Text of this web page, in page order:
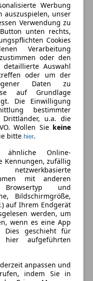
Werbung
auszuspielen, unser
Verwendung zu
unten rechts,
Cookies
Verarbeitung
oder den
Auswahl
oder um der
Daten zu
auf Grundlage
Die Einwilligung
bestimmter
Drittländer, u.a. die
Wollen Sie keine
bitte hier.
ähnliche Online-
Kennungen, zufällig
mit anderen
und
Bildschirmgröße,
auf Ihrem Endgerät
werden, um
wenn es eine App
Dies geschieht für
aufgeführten
anpassen und
indem Sie in